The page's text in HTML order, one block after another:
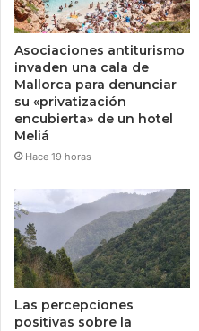
Asociaciones antiturismo
invaden una cala de
Mallorca para denunciar
su «privatización
encubierta» de un hotel
Meliá
Hace 19 horas
Las percepciones
positivas sobre la